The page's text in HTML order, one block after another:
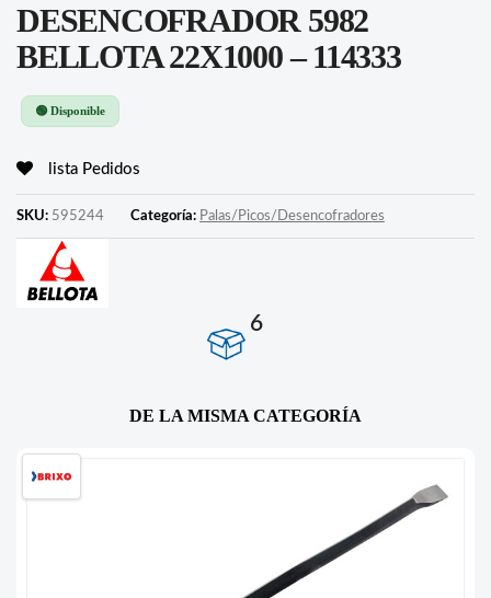
DESENCOFRADOR 5982
BELLOTA 22X1000 – 114333
🟢 Disponible
lista Pedidos
SKU: 595244 Categoría: Palas/Picos/Desencofradores
6
DE LA MISMA CATEGORÍA